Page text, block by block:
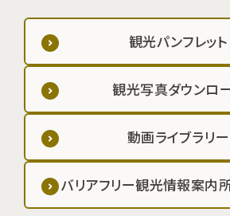
観光パンフレット
観光写真ダウンロ
動画ライブラリー
バリアフリー観光情報案内